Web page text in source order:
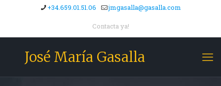
+34.659.01.51.06 jmgasalla@gasalla.com
Contacta ya!
José María Gasalla